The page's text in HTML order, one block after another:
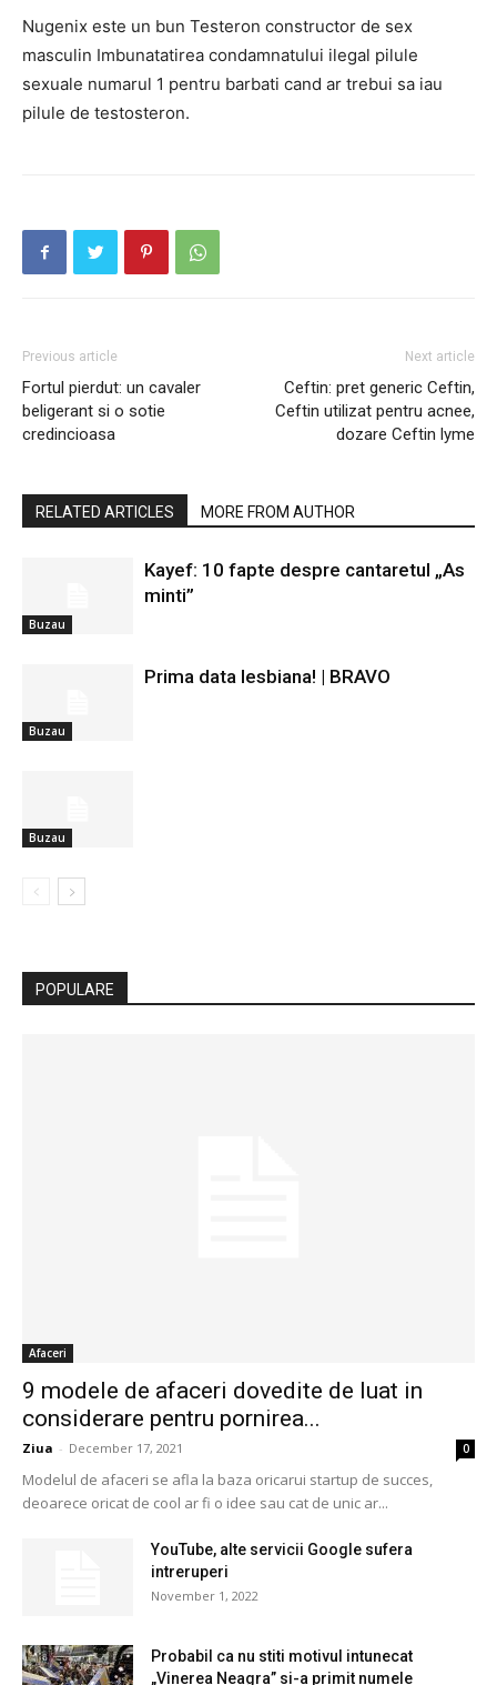
Nugenix este un bun Testeron constructor de sex
masculin Imbunatatirea condamnatului ilegal pilule
sexuale numarul 1 pentru barbati cand ar trebui sa iau
pilule de testosteron.
Previous article
Fortul pierdut: un cavaler
beligerant si o sotie
credincioasa
Next article
Ceftin: pret generic Ceftin,
Ceftin utilizat pentru acnee,
dozare Ceftin lyme
RELATED ARTICLES MORE FROM AUTHOR
Buzau
Kayef: 10 fapte despre cantaretul „As
minti”
Buzau
Prima data lesbiana! | BRAVO
Buzau
POPULARE
Afaceri
9 modele de afaceri dovedite de luat in
considerare pentru pornirea...
Ziua - December 17, 2021 0
Modelul de afaceri se afla la baza oricarui startup de succes,
deoarece oricat de cool ar fi o idee sau cat de unic ar...
YouTube, alte servicii Google sufera
intreruperi
November 1, 2022
Probabil ca nu stiti motivul intunecat
„Vinerea Neagra” si-a primit numele